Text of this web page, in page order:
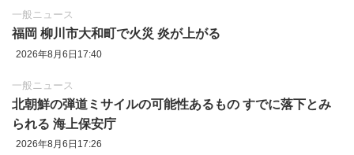
一般ニュース
福岡 柳川市大和町で火災 炎が上がる
2026年8月6日17:40
一般ニュース
北朝鮮の弾道ミサイルの可能性あるもの すでに落下とみ
られる 海上保安庁
2026年8月6日17:26